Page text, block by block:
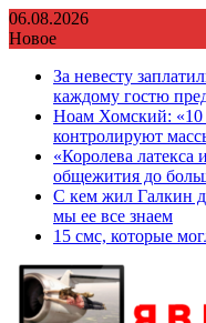
Перейти
к
06.08.2026
Новое
За невесту
каждому гостю
Ноам Хомский:
контролируют
«Королева латекса
общежития до
С кем жил Галкин
мы ее все знаем
15 смс, которые